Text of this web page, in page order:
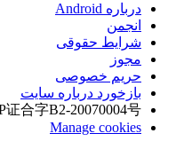
درباره Android
انجمن
شرایط حقوقی
مجوز
حریم خصوصی
بازخورد درباره سایت
ICP证合字B2-20070004号
Manage cookies